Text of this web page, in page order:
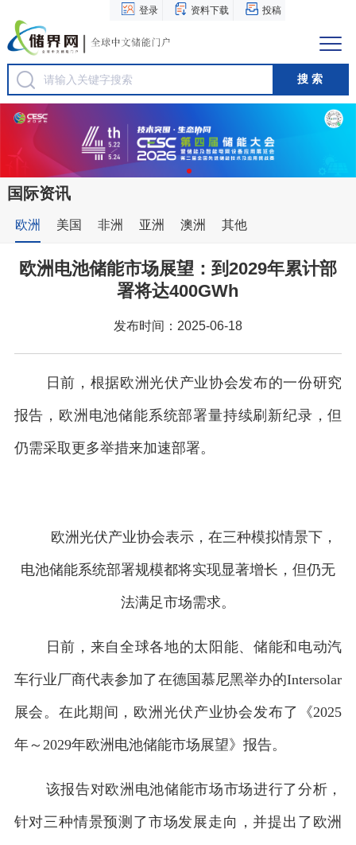
登录 资料下载 投稿
1
国际资讯
欧洲 美国 非洲 亚洲 澳洲 其他
欧洲电池储能市场展望：到2029年累计部
署将达400GWh
发布时间：2025-06-18
日前，根据欧洲光伏产业协会发布的一份研究
报告，欧洲电池储能系统部署量持续刷新纪录，但
仍需采取更多举措来加速部署。
欧洲光伏产业协会表示，在三种模拟情景下，
电池储能系统部署规模都将实现显著增长，但仍无
法满足市场需求。
日前，来自全球各地的太阳能、储能和电动汽
车行业厂商代表参加了在德国慕尼黑举办的Intersolar
展会。在此期间，欧洲光伏产业协会发布了《2025
年～2029年欧洲电池储能市场展望》报告。
该报告对欧洲电池储能市场市场进行了分析，
针对三种情景预测了市场发展走向，并提出了欧洲